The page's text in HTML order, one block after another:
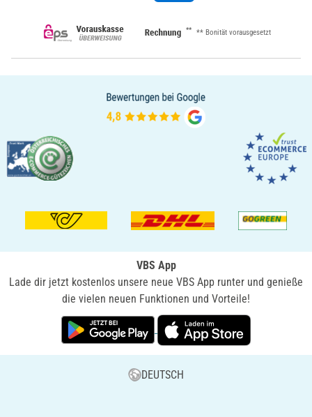
** ** Bonität vorausgesetzt
VBS App
Lade dir jetzt kostenlos unsere neue VBS App runter und genieße
die vielen neuen Funktionen und Vorteile!
DEUTSCH